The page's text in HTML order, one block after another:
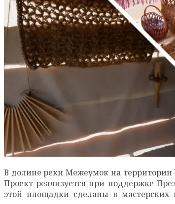
В долине реки Межеумок на территории
Проект реализуется при поддержке
этой площадки сделаны в мастерских